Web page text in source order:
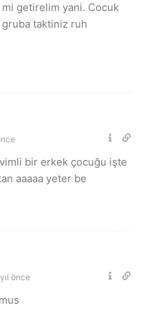
getirelim yani. Cocuk
taktiniz ruh
bir erkek çocuğu işte
aaaaa yeter be
önce